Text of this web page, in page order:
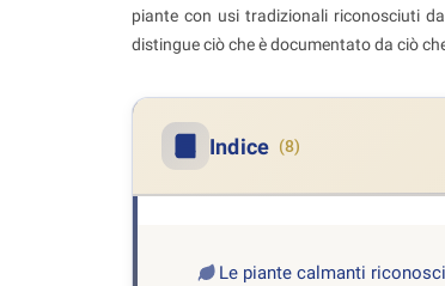
piante con usi tradizionali riconosciuti
distingue ciò che è documentato da ciò
Indice (8)
Le piante calmanti